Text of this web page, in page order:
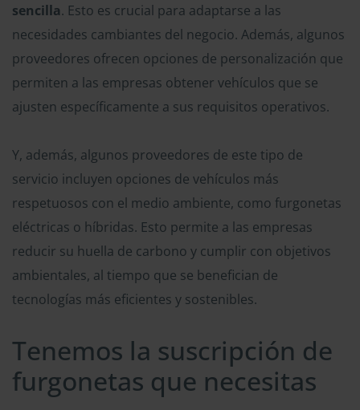
sencilla. Esto es crucial para adaptarse a las
necesidades cambiantes del negocio. Además, algunos
proveedores ofrecen opciones de personalización que
permiten a las empresas obtener vehículos que se
ajusten específicamente a sus requisitos operativos.
Y, además, algunos proveedores de este tipo de
servicio incluyen opciones de vehículos más
respetuosos con el medio ambiente, como furgonetas
eléctricas o híbridas. Esto permite a las empresas
reducir su huella de carbono y cumplir con objetivos
ambientales, al tiempo que se benefician de
tecnologías más eficientes y sostenibles.
Tenemos la suscripción de
furgonetas que necesitas